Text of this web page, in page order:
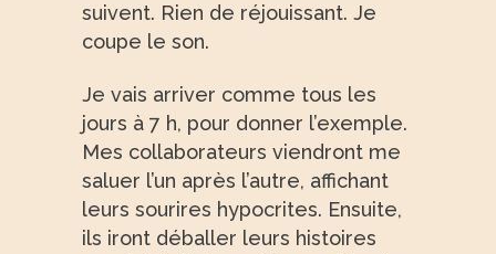
suivent. Rien de réjouissant. Je
coupe le son.
Je vais arriver comme tous les
jours à 7 h, pour donner l’exemple.
Mes collaborateurs viendront me
saluer l’un après l’autre, affichant
leurs sourires hypocrites. Ensuite,
ils iront déballer leurs histoires